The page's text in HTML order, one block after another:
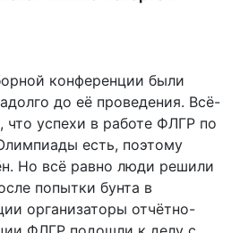
конференции были
до её проведения. Всё-
что успехи в работе ФЛГР по
есть, поэтому
Но всё равно люди решили
попытки бунта в
организаторы отчётно-